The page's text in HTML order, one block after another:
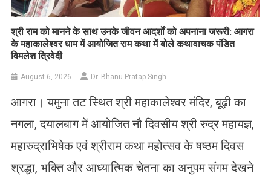
​श्री राम को मानने के साथ उनके जीवन आदर्शों को अपनाना जरूरी: आगरा
के महाकालेश्वर धाम में आयोजित राम कथा में बोले कथावाचक पंडित
विमलेश त्रिवेदी
August 6, 2026 Dr. Bhanu Pratap Singh
आगरा। यमुना तट स्थित श्री महाकालेश्वर मंदिर, बूढ़ी का
नगला, दयालबाग में आयोजित नौ दिवसीय श्री रुद्र महायज्ञ,
महारुद्राभिषेक एवं श्रीराम कथा महोत्सव के षष्ठम दिवस
श्रद्धा, भक्ति और आध्यात्मिक चेतना का अनुपम संगम देखने